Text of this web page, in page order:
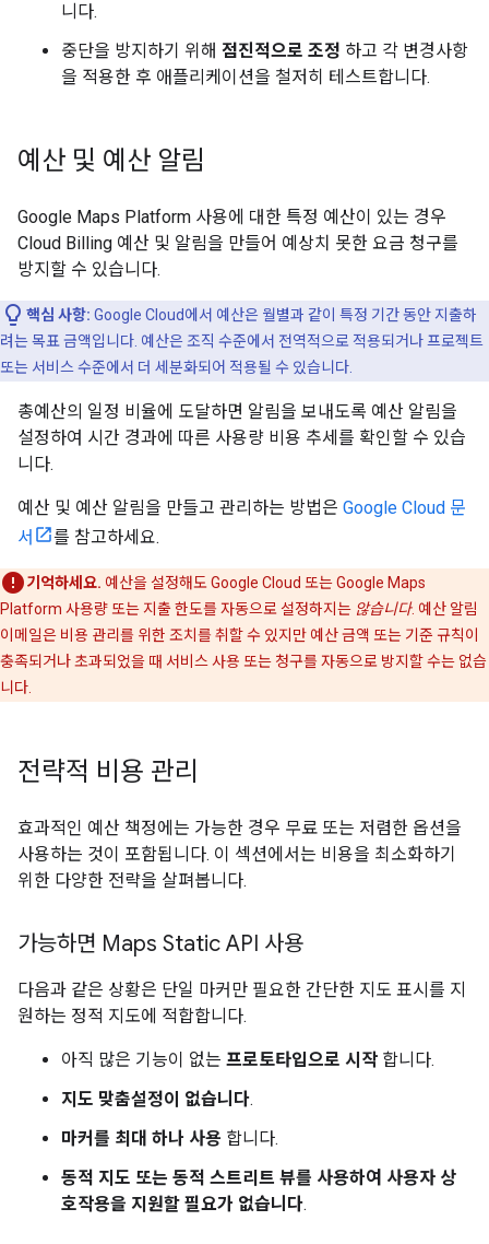
니다.
중단을 방지하기 위해 점진적으로 조정 하고 각 변경사항
을 적용한 후 애플리케이션을 철저히 테스트합니다.
예산 및 예산 알림
Google Maps Platform 사용에 대한 특정 예산이 있는 경우
Cloud Billing 예산 및 알림을 만들어 예상치 못한 요금 청구를
방지할 수 있습니다.
핵심 사항: Google Cloud에서 예산은 월별과 같이 특정 기간 동안 지출하
려는 목표 금액입니다. 예산은 조직 수준에서 전역적으로 적용되거나 프로젝트
또는 서비스 수준에서 더 세분화되어 적용될 수 있습니다.
총예산의 일정 비율에 도달하면 알림을 보내도록 예산 알림을
설정하여 시간 경과에 따른 사용량 비용 추세를 확인할 수 있습
니다.
예산 및 예산 알림을 만들고 관리하는 방법은 Google Cloud 문
서
를 참고하세요.
기억하세요. 예산을 설정해도 Google Cloud 또는 Google Maps
Platform 사용량 또는 지출 한도를 자동으로 설정하지는 않습니다. 예산 알림
이메일은 비용 관리를 위한 조치를 취할 수 있지만 예산 금액 또는 기준 규칙이
충족되거나 초과되었을 때 서비스 사용 또는 청구를 자동으로 방지할 수는 없습
니다.
전략적 비용 관리
효과적인 예산 책정에는 가능한 경우 무료 또는 저렴한 옵션을
사용하는 것이 포함됩니다. 이 섹션에서는 비용을 최소화하기
위한 다양한 전략을 살펴봅니다.
가능하면 Maps Static API 사용
다음과 같은 상황은 단일 마커만 필요한 간단한 지도 표시를 지
원하는 정적 지도에 적합합니다.
아직 많은 기능이 없는 프로토타입으로 시작 합니다.
지도 맞춤설정이 없습니다.
마커를 최대 하나 사용 합니다.
동적 지도 또는 동적 스트리트 뷰를 사용하여 사용자 상
호작용을 지원할 필요가 없습니다.